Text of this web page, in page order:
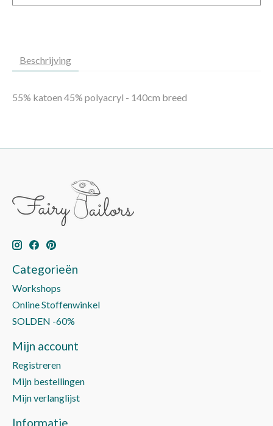
Beschrijving
55% katoen 45% polyacryl - 140cm breed
Categorieën
Workshops
Online Stoffenwinkel
SOLDEN -60%
Mijn account
Registreren
Mijn bestellingen
Mijn verlanglijst
Informatie